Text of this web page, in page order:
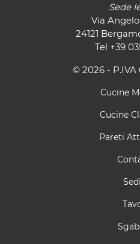
Sede
Via
24121
Tel +39
© 2026 - P.IVA
Cucine
Cucine
Pareti